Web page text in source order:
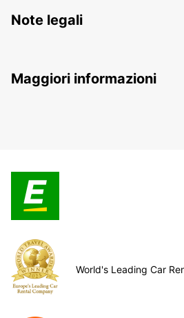
Note legali
Maggiori informazioni
World's Leading Car